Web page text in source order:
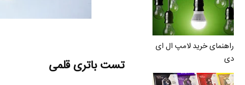
راهنمای خرید لامپ ال ای
دی
تست باتری قلمی